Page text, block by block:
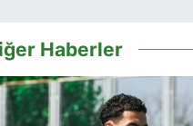
Haberler